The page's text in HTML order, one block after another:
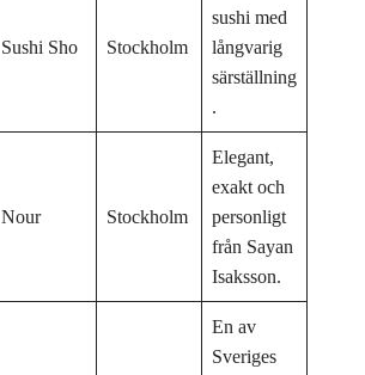
Sushi Sho Stockholm
sushi med
långvarig
särställning
.
Nour Stockholm
Elegant,
exakt och
personligt
från Sayan
Isaksson.
En av
Sveriges